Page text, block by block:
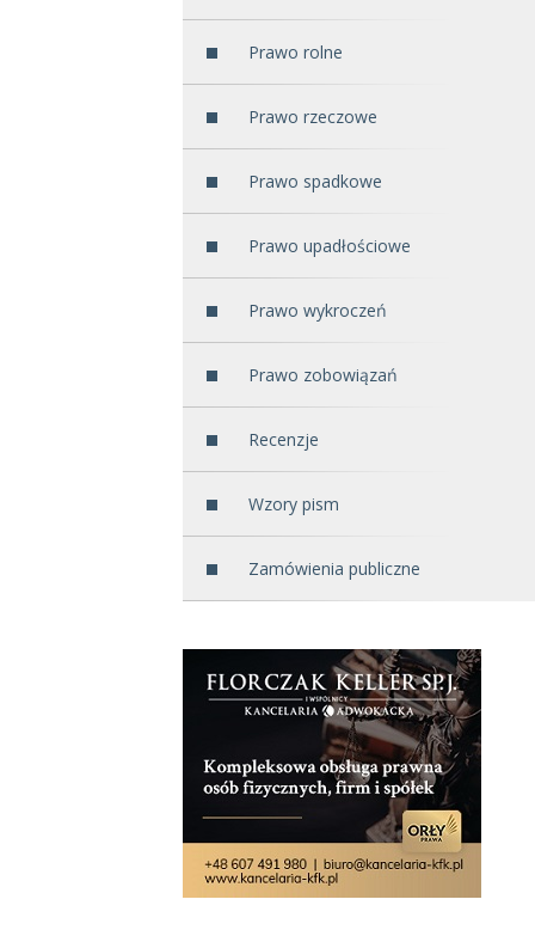
Prawo rolne
Prawo rzeczowe
Prawo spadkowe
Prawo upadłościowe
Prawo wykroczeń
Prawo zobowiązań
Recenzje
Wzory pism
Zamówienia publiczne